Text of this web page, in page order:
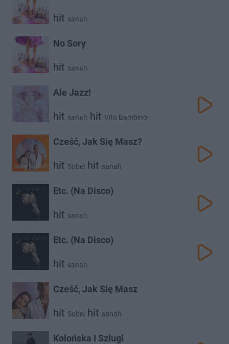
hit sanah
No Sory
hit sanah
Ale Jazz!
hit sanah hit Vito Bambino
Cześć, Jak Się Masz?
hit Sobel hit sanah
Etc. (Na Disco)
hit sanah
Etc. (Na Disco)
hit sanah
Cześć, Jak Się Masz
hit Sobel hit sanah
Kolońska I Szlugi